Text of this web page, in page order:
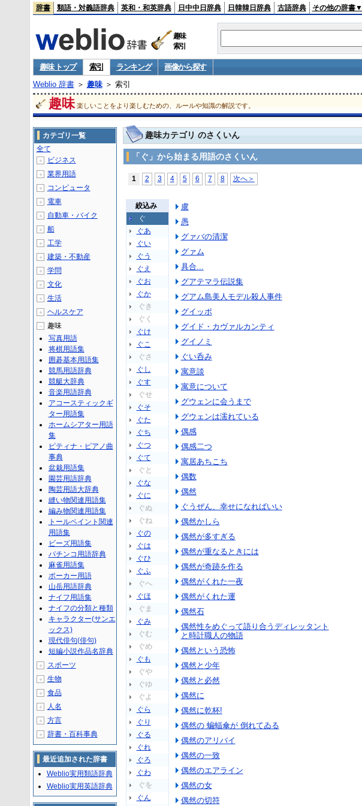
辞書 類語・対義語辞典 英和・和英辞典 日中中日辞典 日韓韓日辞典 古語辞典 その他の辞書▼
趣味
索引
趣味 トップ 索引 ランキング
画像から探す
Weblio 辞書＞ 趣味＞ 索引
趣味 楽しいことをより楽しむための、ルールや知識の解説です。
趣味カテゴリ のさくいん
「ぐ」から始まる用語のさくいん
1 2 3 4 5 6 7 8 次へ＞
絞込み
ぐ
ぐあ
ぐい
ぐう
ぐえ
ぐお
ぐか
ぐき
ぐく
ぐけ
ぐこ
ぐさ
ぐし
ぐす
ぐせ
ぐそ
ぐた
ぐち
ぐつ
ぐて
ぐと
ぐな
ぐに
ぐぬ
ぐね
ぐの
ぐは
ぐひ
ぐふ
ぐへ
ぐほ
ぐま
ぐみ
ぐむ
ぐめ
ぐも
ぐや
ぐゆ
ぐよ
ぐら
ぐり
ぐる
ぐれ
ぐろ
ぐわ
ぐを
ぐん
虞
愚
グァバの清潔
グァム
具合...
グアテマラ伝説集
グアム島美人モデル殺人事件
グイッポ
グイド・カヴァルカンティ
グイノミ
ぐい呑み
寓意談
寓意について
グウェンに会うまで
グウェンは濡れている
偶感
偶感二つ
寓居あちこち
偶数
偶然
ぐうぜん、幸せになればいい
偶然かしら
偶然が多すぎる
偶然が重なるときには
偶然が奇跡を作る
偶然がくれた一夜
偶然がくれた運
偶然石
偶然性をめぐって語り合うディレッタント
と時計職人の物語
偶然という恐怖
偶然と少年
偶然と必然
偶然に
偶然に乾杯!
偶然の 蝙蝠傘が 倒れてゐる
偶然のアリバイ
偶然の一致
偶然のエアライン
偶然の女
偶然の切符
カテゴリ一覧
全て
＋ ビジネス
＋ 業界用語
＋ コンピュータ
＋ 電車
＋ 自動車・バイク
＋ 船
＋ 工学
＋ 建築・不動産
＋ 学問
＋ 文化
＋ 生活
＋ ヘルスケア
－
趣味
写真用語
将棋用語集
囲碁基本用語集
競馬用語辞典
競艇大辞典
音楽用語辞典
アコースティックギ
ター用語集
ホームシアター用語
集
ピティナ・ピアノ曲
事典
盆栽用語集
園芸用語辞典
陶芸用語大辞典
縫い物関連用語集
編み物関連用語集
トールペイント関連
用語集
ビーズ用語集
パチンコ用語辞典
麻雀用語集
ポーカー用語
山岳用語辞典
ナイフ用語集
ナイフの分類と種類
キャラクター(サンエ
ックス)
現代俳句(俳句)
短編小説作品名辞典
＋ スポーツ
＋ 生物
＋ 食品
＋ 人名
＋ 方言
＋ 辞書・百科事典
最近追加された辞書
Weblio実用類語辞典
Weblio実用英語辞典